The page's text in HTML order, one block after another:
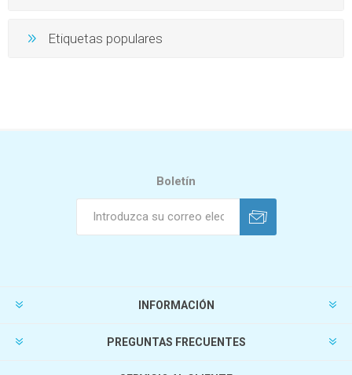
Etiquetas populares
Boletín
INFORMACIÓN
PREGUNTAS FRECUENTES